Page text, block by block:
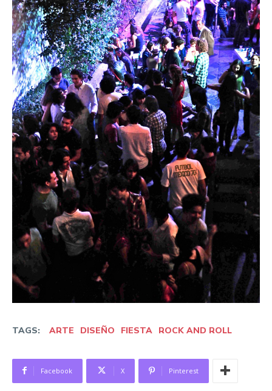
TAGS: ARTE DISEÑO FIESTA ROCK AND ROLL
Facebook X Pinterest